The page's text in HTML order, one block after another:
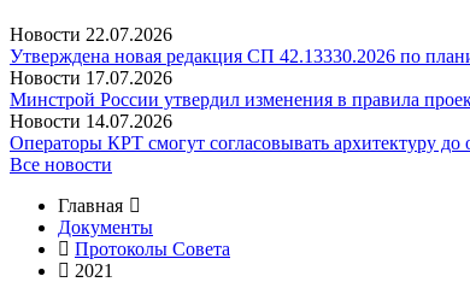
Новости 22.07.2026
Утверждена новая редакция СП 42.13330.2026 по
Новости 17.07.2026
Минстрой России утвердил изменения в правила
Новости 14.07.2026
Операторы КРТ смогут согласовывать архитектуру
Все новости
Главная
Документы
Протоколы Совета
2021